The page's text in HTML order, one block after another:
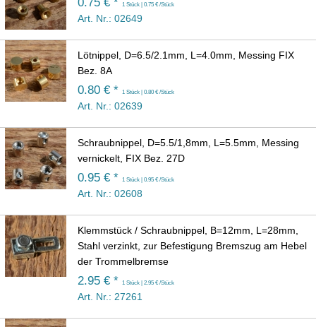
1 Stück | 0.75 € /Stück
Art. Nr.: 02649
Lötnippel, D=6.5/2.1mm, L=4.0mm, Messing FIX
Bez. 8A
0.80 € * 1 Stück | 0.80 € /Stück
Art. Nr.: 02639
Schraubnippel, D=5.5/1,8mm, L=5.5mm, Messing
vernickelt, FIX Bez. 27D
0.95 € * 1 Stück | 0.95 € /Stück
Art. Nr.: 02608
Klemmstück / Schraubnippel, B=12mm, L=28mm,
Stahl verzinkt, zur Befestigung Bremszug am Hebel
der Trommelbremse
2.95 € * 1 Stück | 2.95 € /Stück
Art. Nr.: 27261